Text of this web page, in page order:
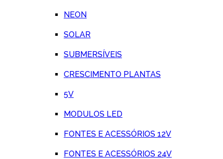
NEON
SOLAR
SUBMERSÍVEIS
CRESCIMENTO PLANTAS
5V
MODULOS LED
FONTES E ACESSÓRIOS 12V
FONTES E ACESSÓRIOS 24V